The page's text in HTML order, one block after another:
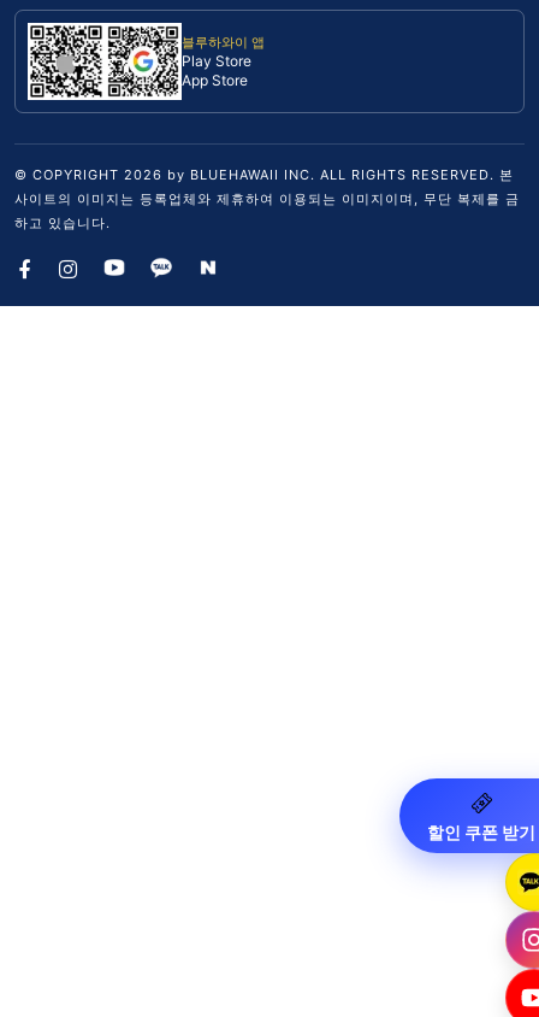
블루하와이 앱
Play Store
App Store
© COPYRIGHT 2026 by BLUEHAWAII INC. ALL RIGHTS RESERVED. 본
사이트의 이미지는 등록업체와 제휴하여 이용되는 이미지이며, 무단 복제를 금
하고 있습니다.
할인 쿠폰 받기